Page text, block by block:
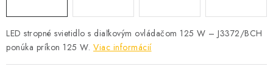
Reklamácie a formulár na odstúpenie od zmluvy
Obchodné podmienky
Podmienky ochrany osobných údajov
O nás - MEGALED & JANTON Zákamenné
LED stropné svietidlo s diaľkovým ovládačom 125 W – J3372/BCH
ponúka príkon 125 W. Viac informácií